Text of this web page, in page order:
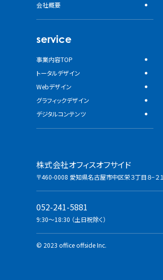
会社概要
service
事業内容TOP
トータルデザイン
Webデザイン
グラフィックデザイン
デジタルコンテンツ
株式会社オフィスオフサイド
〒460-0008 愛知県名古屋市中区栄３丁目８−２１
052-241-5881
9:30〜18:30 （土日祝除く）
© 2023 office offside Inc.